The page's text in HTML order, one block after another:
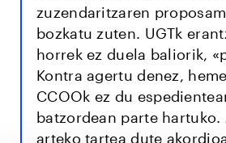
zuzendaritzaren
bozkatu zuten. UGTk
horrek ez duela baliorik,
Kontra agertu denez,
CCOOk ez du
batzordean parte hartuko.
arteko tartea dute